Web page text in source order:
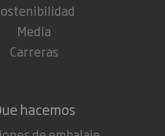
Media
Carreras
hacemos